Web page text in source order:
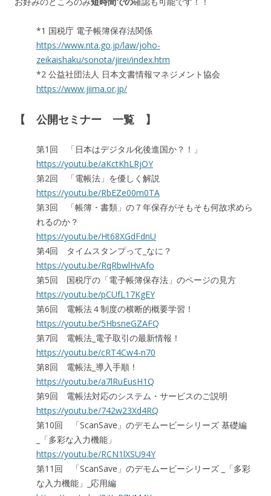
*1 国税庁 電子帳簿保存法関係
https://www.nta.go.jp/law/joho-
zeikaishaku/sonota/jirei/index.htm
*2 公益社団法人 日本文書情報マネジメント協会
https://www.jiima.or.jp/
【 公開セミナー 一覧 】
第1回 「日本はデジタル化後進国か？！」
https://youtu.be/aKctKhLRjOY
第2回 「電帳法」を優しく解説
https://youtu.be/RbEZe00m0TA
第3回 「帳簿・書類」の７年保存がそもそも何故求めら
れるのか？
https://youtu.be/Ht68XGdFdnU
第4回 タイムスタンプって_なに？
https://youtu.be/RqRbwlHvAfo
第5回 国税庁の「電子帳簿保存法」のページの見方
https://youtu.be/pCUfL17KgEY
第6回 電帳法４制度の横断的概要学習！
https://youtu.be/5HbsneGZAFQ
第7回 電帳法_電子取引の最新情報！
https://youtu.be/cRT4Cw4-n70
第8回 電帳法_導入手順！
https://youtu.be/a7lRuEusH1Q
第9回 電帳法対応のシステム・サービスのご説明
https://youtu.be/742w23Xd4RQ
第10回 「ScanSave」のデモムービーシリーズ 基礎編
_「多彩な入力機能」
https://youtu.be/RCN1lXSU94Y
第11回 「ScanSave」のデモムービーシリーズ _「多彩
な入力機能」_応用編